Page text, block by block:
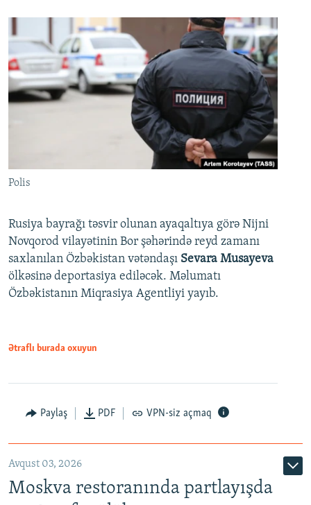
Polis
Rusiya bayrağı təsvir olunan ayaqaltıya görə Nijni
Novqorod vilayətinin Bor şəhərində reyd zamanı
saxlanılan Özbəkistan vətəndaşı Sevara Musayeva
ölkəsinə deportasiya ediləcək. Məlumatı
Özbəkistanın Miqrasiya Agentliyi yayıb.
Ətraflı burada oxuyun
Paylaş PDF VPN-siz açmaq
Avqust 03, 2026
Moskva restoranında partlayışda